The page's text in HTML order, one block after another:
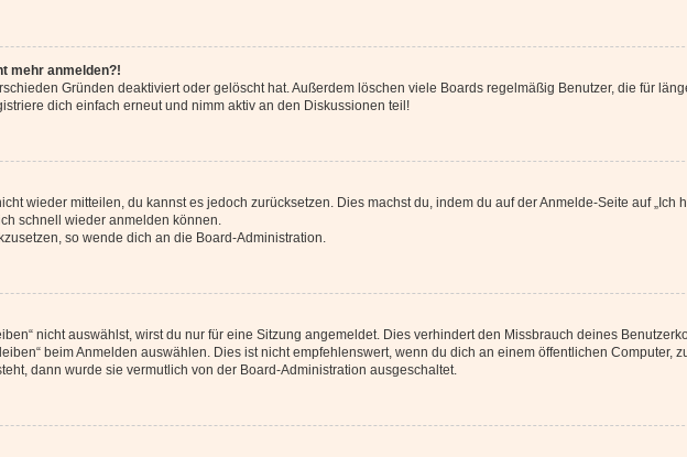
mehr anmelden?!
Gründen deaktiviert oder gelöscht hat. Außerdem löschen viele Boards regelmäßig Benutzer, die für
dich einfach erneut und nimm aktiv an den Diskussionen teil!
wieder mitteilen, du kannst es jedoch zurücksetzen. Dies machst du, indem du auf der Anmelde-Seite auf „Ich
schnell wieder anmelden können.
so wende dich an die Board-Administration.
nicht auswählst, wirst du nur für eine Sitzung angemeldet. Dies verhindert den Missbrauch deines
beim Anmelden auswählen. Dies ist nicht empfehlenswert, wenn du dich an einem öffentlichen Computer,
dann wurde sie vermutlich von der Board-Administration ausgeschaltet.